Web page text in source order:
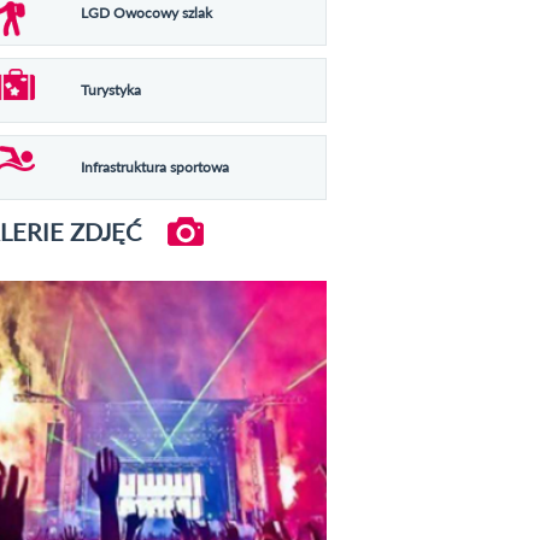
LGD Owocowy szlak
Turystyka
Infrastruktura sportowa
ZDJĘĆ